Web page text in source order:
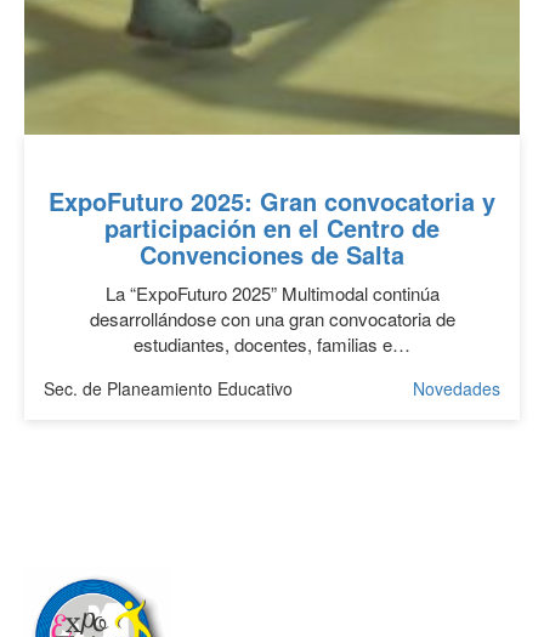
ExpoFuturo 2025: Gran convocatoria y
participación en el Centro de
Convenciones de Salta
La “ExpoFuturo 2025” Multimodal continúa
desarrollándose con una gran convocatoria de
estudiantes, docentes, familias e…
Sec. de Planeamiento Educativo Novedades